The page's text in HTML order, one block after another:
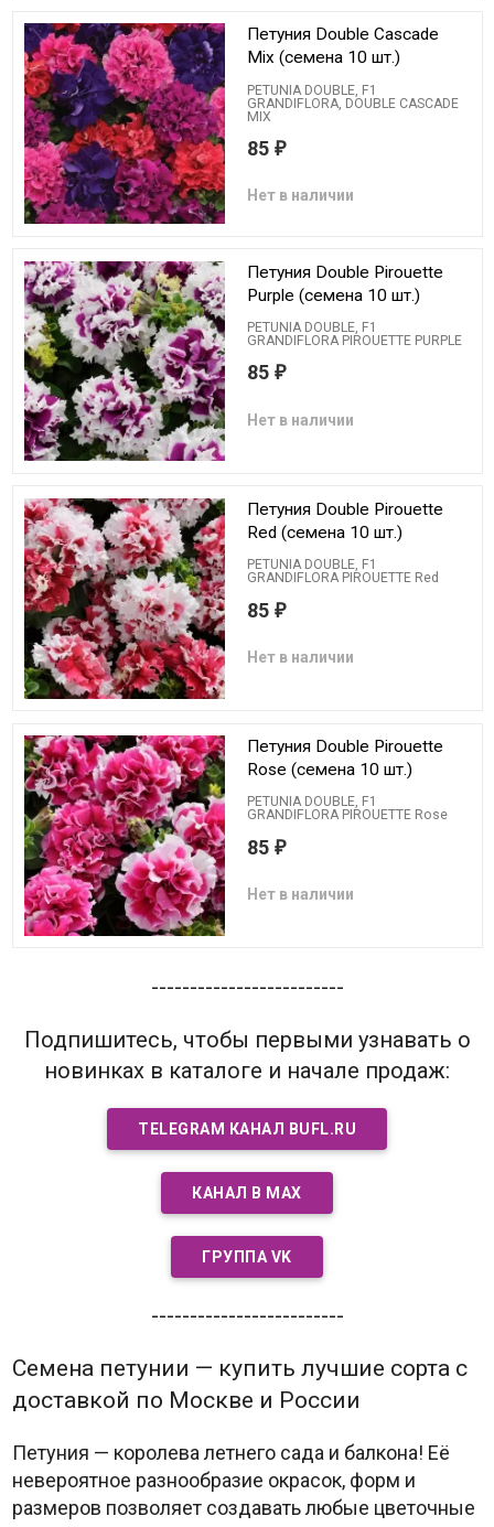
Петуния Double Cascade
Mix (семена 10 шт.)
PETUNIA DOUBLE, F1
GRANDIFLORA, DOUBLE CASCADE
MIX
85 ₽
Нет в наличии
Петуния Double Pirouette
Purple (семена 10 шт.)
PETUNIA DOUBLE, F1
GRANDIFLORA PIROUETTE PURPLE
85 ₽
Нет в наличии
Петуния Double Pirouette
Red (семена 10 шт.)
PETUNIA DOUBLE, F1
GRANDIFLORA PIROUETTE Red
85 ₽
Нет в наличии
Петуния Double Pirouette
Rose (семена 10 шт.)
PETUNIA DOUBLE, F1
GRANDIFLORA PIROUETTE Rose
85 ₽
Нет в наличии
-------------------------
Подпишитесь, чтобы первыми узнавать о
новинках в каталоге и начале продаж:
TELEGRAM КАНАЛ BUFL.RU
КАНАЛ В MAX
ГРУППА VK
-------------------------
Семена петунии — купить лучшие сорта с
доставкой по Москве и России
Петуния — королева летнего сада и балкона! Её
невероятное разнообразие окрасок, форм и
размеров позволяет создавать любые цветочные